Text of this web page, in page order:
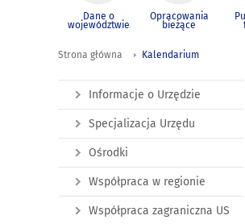
Dane o
województwie
Opracowania
bieżące
Strona główna Kalendarium
Informacje o Urzędzie
Specjalizacja Urzędu
Ośrodki
Współpraca w regionie
Współpraca zagraniczna US